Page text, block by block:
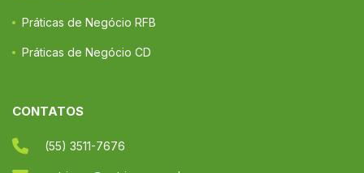
Práticas de Negócio RFB
Práticas de Negócio CD
CONTATOS
(55) 3511-7676